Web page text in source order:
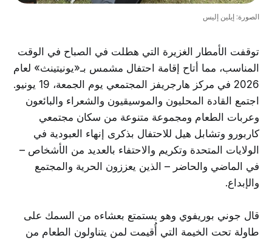
الصورة: إيلين إليس
توقفت الأمطار الغزيرة التي هطلت في الصباح في الوقت
المناسب، مما أتاح إقامة احتفال مشمس بـ«يونيتينث» لعام
2026 في مركز هارجريفز المجتمعي يوم الجمعة، 19 يونيو.
اجتمع القادة المحليون والموسيقيون والشعراء والبائعون
وعربات الطعام ومجموعة متنوعة من سكان مجتمعي
كاربورو وتشابل هيل للاحتفال بذكرى إنهاء العبودية في
الولايات المتحدة وتكريم والاحتفاء بالعديد من الأشخاص –
في الماضي والحاضر – الذين يعززون الحرية والمجتمع
والإبداع.
قال جوني بوريفوي وهو يستمتع بعشاءه من السمك على
طاولة تحت الخيمة التي أُقيمت لمن يتناولون الطعام من